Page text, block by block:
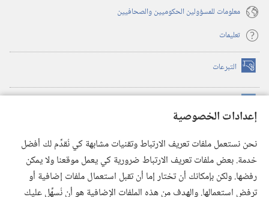
إعدادات الخصوصية
نحن نستعمل ملفات تعريف الارتباط وتقنيات مشابهة كي نُقدِّم لك أفضل
خدمة. بعض ملفات تعريف الارتباط ضرورية كي يعمل موقعنا ولا يمكن
رفضها. ولكن بإمكانك أن تختار إما أن تقبل استعمال ملفات إضافية أو
ترفض استعمالها. والهدف من هذه الملفات الإضافية هو أن نُسهِّل عليك
معلومات للمسؤولين الحكوميين والصحافيين
تعليمات
التبرعات (يفتح
نافذة
(يفتح
نافذة
(يفتح
نافذة
جديدة) تطبيق ®
JW Library
مكتبة برج المراقبة